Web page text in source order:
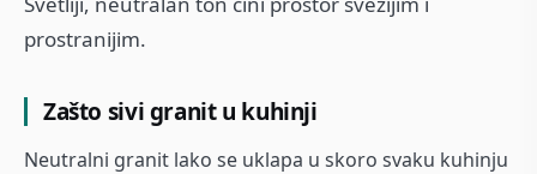
prostranijim.
Zašto sivi granit u kuhinji
Neutralni granit lako se uklapa u skoro svaku kuhinju